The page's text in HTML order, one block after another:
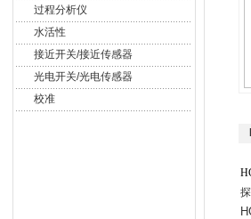
过程分析仪
水活性
接近开关/接近传感器
光电开关/光电传感器
校准